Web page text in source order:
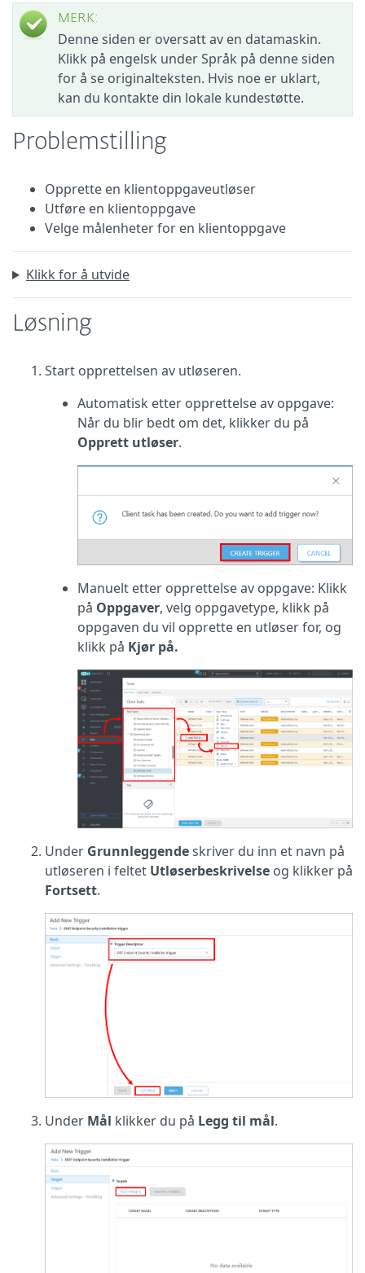
MERK:
Denne siden er oversatt av en datamaskin.
Klikk på engelsk under Språk på denne siden
for å se originalteksten. Hvis noe er uklart,
kan du kontakte din lokale kundestøtte.
Problemstilling
Opprette en klientoppgaveutløser
Utføre en klientoppgave
Velge målenheter for en klientoppgave
Klikk for å utvide
Løsning
Start opprettelsen av utløseren.
Automatisk etter opprettelse av oppgave:
Når du blir bedt om det, klikker du på
Opprett utløser.
Manuelt etter opprettelse av oppgave: Klikk
på Oppgaver, velg oppgavetype, klikk på
oppgaven du vil opprette en utløser for, og
klikk på Kjør på.
Under Grunnleggendeskriver du inn et navn på
utløseren i feltet Utløserbeskrivelse og klikker på
Fortsett.
Under Mål klikker du på Legg til mål.